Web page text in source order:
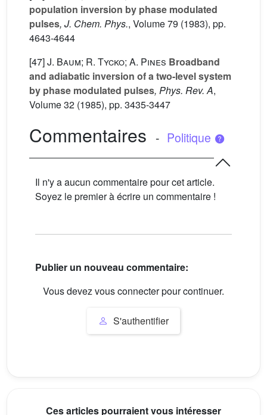
population inversion by phase modulated
pulses, J. Chem. Phys., Volume 79 (1983), pp.
4643-4644
[47]J. Baum; R. Tycko; A. Pines Broadband
and adiabatic inversion of a two-level system
by phase modulated pulses, Phys. Rev. A,
Volume 32 (1985), pp. 3435-3447
Commentaires - Politique
Il n'y a aucun commentaire pour cet article.
Soyez le premier à écrire un commentaire !
Publier un nouveau commentaire:
Vous devez vous connecter pour continuer.
S'authentifier
Ces articles pourraient vous intéresser